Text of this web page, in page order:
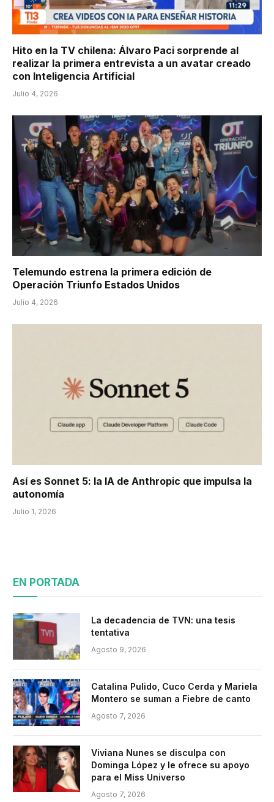
Hito en la TV chilena: Álvaro Paci sorprende al
realizar la primera entrevista a un avatar creado
con Inteligencia Artificial
Julio 4, 2026
Telemundo estrena la primera edición de
Operación Triunfo Estados Unidos
Julio 4, 2026
Así es Sonnet 5: la IA de Anthropic que impulsa la
autonomía
Julio 1, 2026
EN PORTADA
La decadencia de TVN: una tesis
tentativa
Agosto 9, 2026
Catalina Pulido, Cuco Cerda y Mariela
Montero se suman a Fiebre de canto
Agosto 7, 2026
Viviana Nunes se disculpa con
Dominga López y le ofrece su apoyo
para el Miss Universo
Agosto 7, 2026